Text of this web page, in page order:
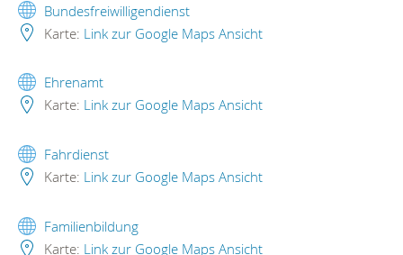
Bundesfreiwilligendienst
Karte: Link zur Google Maps Ansicht
Ehrenamt
Karte: Link zur Google Maps Ansicht
Fahrdienst
Karte: Link zur Google Maps Ansicht
Familienbildung
Karte: Link zur Google Maps Ansicht